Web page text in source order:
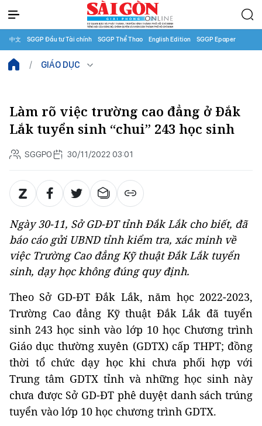
中文 SGGP Đầu tư Tài chính SGGP Thể Thao English Edition SGGP Epaper
GIÁO DỤC
​Làm rõ việc trường cao đẳng ở Đắk
Lắk tuyển sinh “chui” 243 học sinh
SGGPO 30/11/2022 03:01
Ngày 30-11, Sở GD-ĐT tỉnh Đắk Lắk cho biết, đã
báo cáo gửi UBND tỉnh kiểm tra, xác minh về
việc Trường Cao đẳng Kỹ thuật Đắk Lắk tuyển
sinh, dạy học không đúng quy định.
Theo Sở GD-ĐT Đắk Lắk, năm học 2022-2023,
Trường Cao đẳng Kỹ thuật Đắk Lắk đã tuyển
sinh 243 học sinh vào lớp 10 học Chương trình
Giáo dục thường xuyên (GDTX) cấp THPT; đồng
thời tổ chức dạy học khi chưa phối hợp với
Trung tâm GDTX tỉnh và những học sinh này
chưa được Sở GD-ĐT phê duyệt danh sách trúng
tuyển vào lớp 10 học chương trình GDTX.